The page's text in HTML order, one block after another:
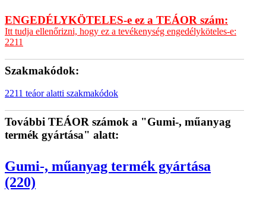
ENGEDÉLYKÖTELES-e ez a TEÁOR szám:
Itt tudja ellenőrizni, hogy ez a tevékenység engedélyköteles-e:
2211
Szakmakódok:
2211 teáor alatti szakmakódok
További TEÁOR számok a "Gumi-, műanyag
termék gyártása" alatt:
Gumi-, műanyag termék gyártása
(220)